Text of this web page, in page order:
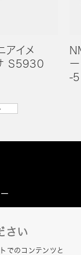
アイメ
S5930
-
さい
でのコンテンツと